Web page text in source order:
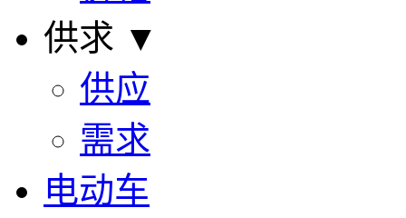
供求 ▼
供应
需求
电动车